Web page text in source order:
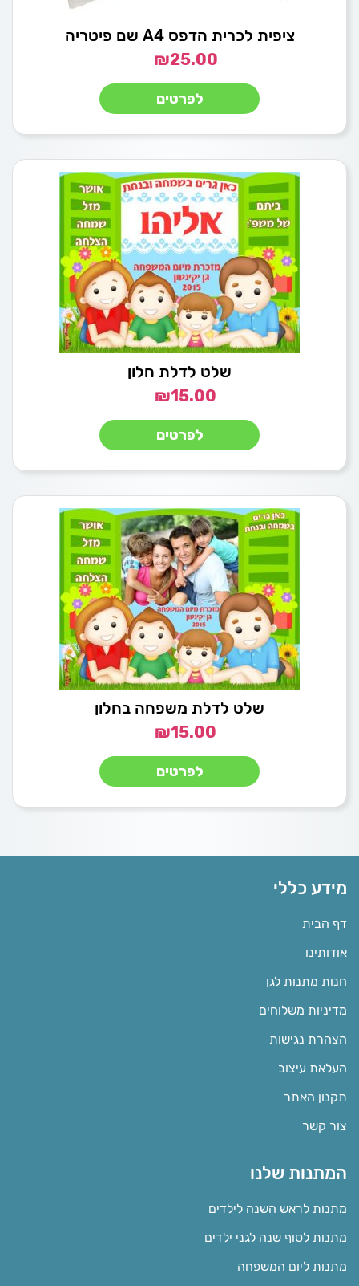
ציפית לכרית הדפס A4 שם פיטריה
₪25.00
לפרטים
שלט לדלת חלון
₪15.00
לפרטים
שלט לדלת משפחה בחלון
₪15.00
לפרטים
מידע כללי
דף הבית
אודותינו
חנות מתנות לגן
מדיניות משלוחים
הצהרת נגישות
העלאת עיצוב
תקנון האתר
צור קשר
המתנות שלנו
מתנות לראש השנה לילדים
מתנות לסוף שנה לגני ילדים
מתנות ליום המשפחה